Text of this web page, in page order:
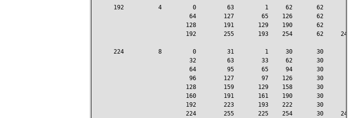
      192          4         0         63         1     62       62
                            64        127        65    126       62
                           128        191       129    190       62
                           192        255       193    254       62     248
      224          8         0         31         1     30       30
                            32         63        33     62       30
                            64         95        65     94       30
                            96        127        97    126       30
                           128        159       129    158       30
                           160        191       161    190       30
                           192        223       193    222       30
                           224        255       225    254       30     240